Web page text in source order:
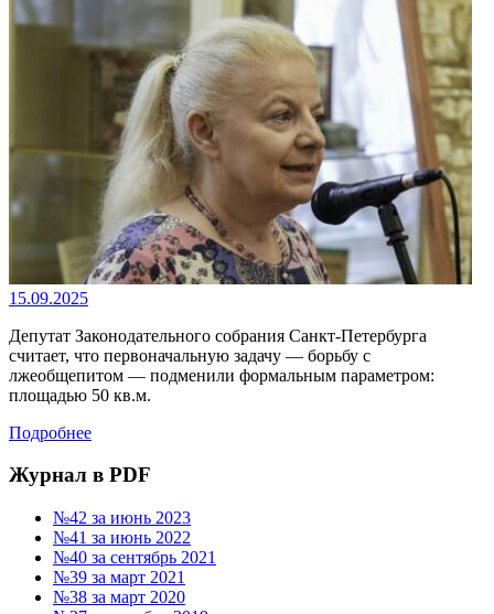
15.09.2025
Депутат Законодательного собрания Санкт-Петербурга
считает, что первоначальную задачу — борьбу с
лжеобщепитом — подменили формальным параметром:
площадью 50 кв.м.
Подробнее
Журнал в PDF
№42 за июнь 2023
№41 за июнь 2022
№40 за сентябрь 2021
№39 за март 2021
№38 за март 2020